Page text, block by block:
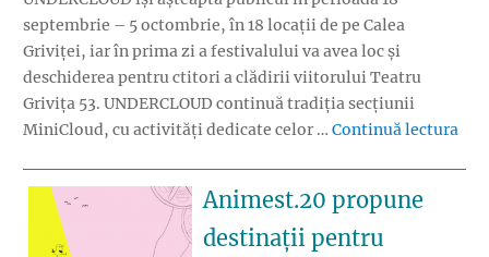
septembrie – 5 octombrie, în 18 locații de pe Calea
Griviței, iar în prima zi a festivalului va avea loc și
deschiderea pentru ctitori a clădirii viitorului Teatru
Grivița 53. UNDERCLOUD continuă tradiția secțiunii
MiniCloud, cu activități dedicate celor … Continuă lectura
Animest.20 propune
destinații pentru